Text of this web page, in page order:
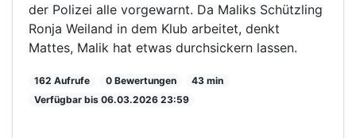
der Polizei alle vorgewarnt. Da Maliks Schützling
Ronja Weiland in dem Klub arbeitet, denkt
Mattes, Malik hat etwas durchsickern lassen.
162 Aufrufe 0 Bewertungen
43 min
Verfügbar bis 06.03.2026 23:59